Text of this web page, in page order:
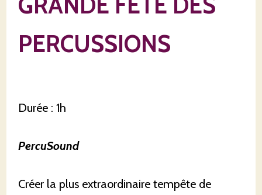
PERCUSSIONS
Durée : 1h
PercuSound
Créer la plus extraordinaire tempête de